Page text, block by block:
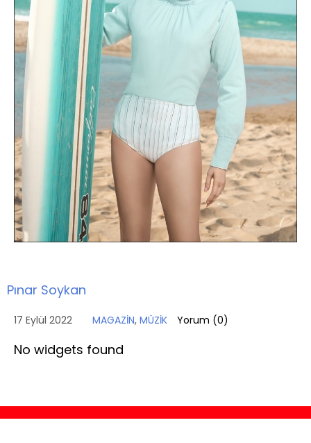
Pınar Soykan
17 Eylül 2022 MAGAZİN, MÜZİK Yorum (0)
No widgets found